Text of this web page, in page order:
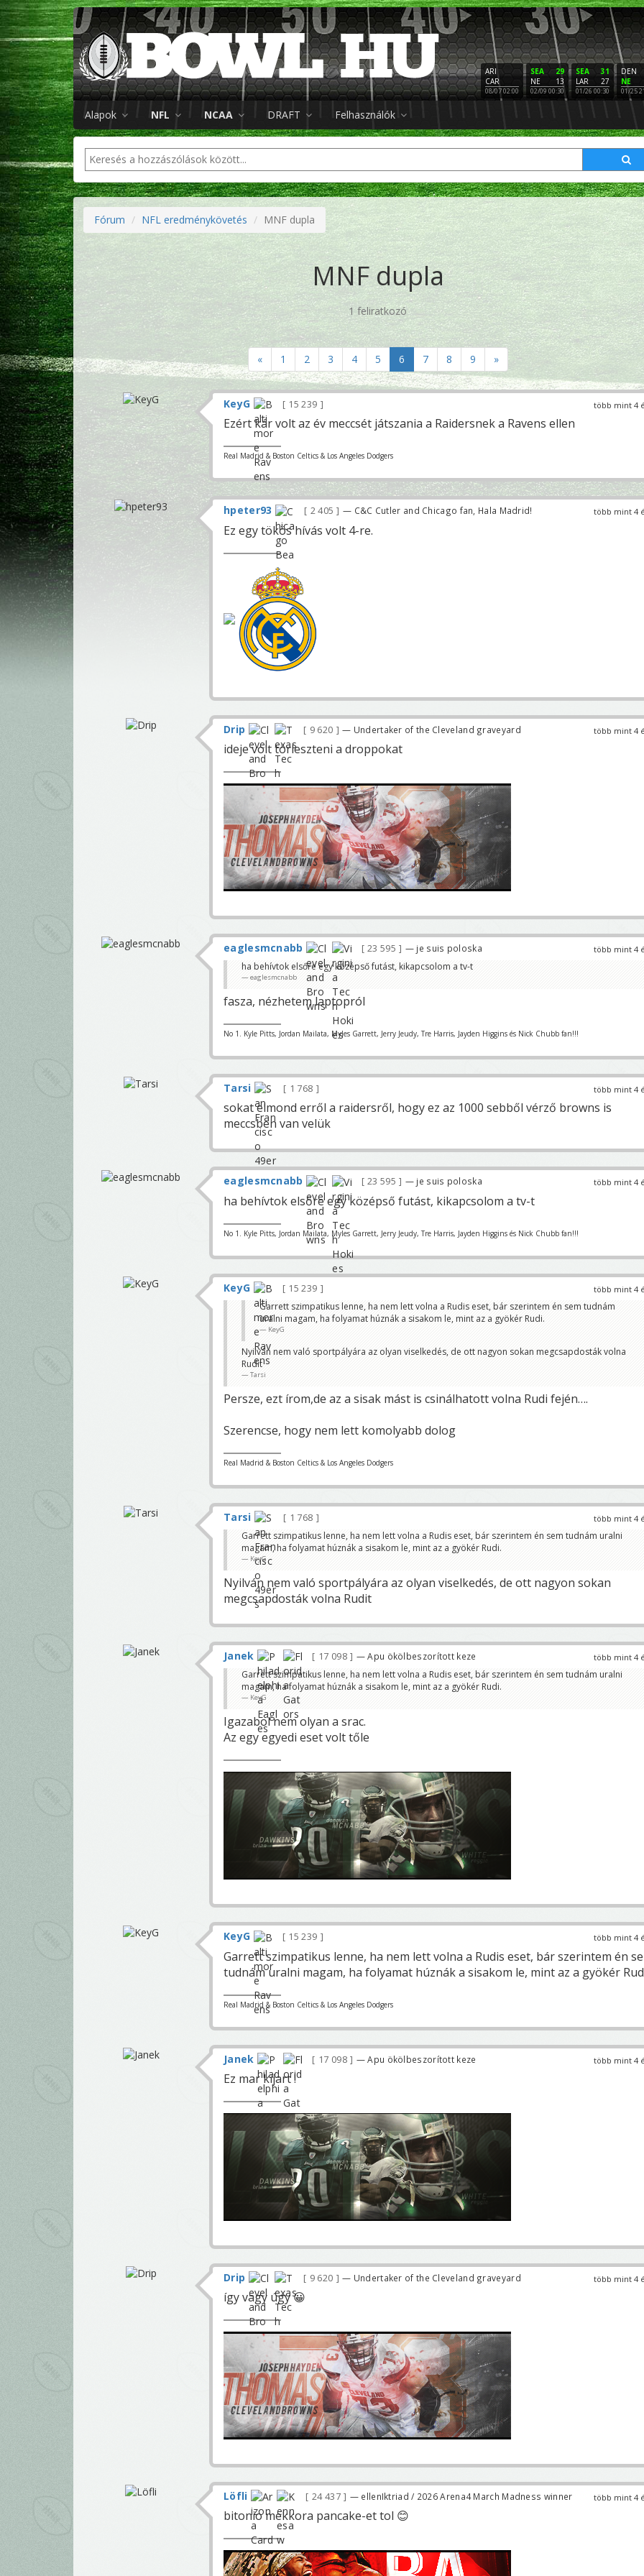
ARI
CAR
08/07 02:00
29
SEA
13
NE
02/09 00:30
31
SEA
27
LAR
01/26 00:30
DEN
NE
01/25
Alapok NFL NCAA DRAFT Felhasználók
Fórum NFL eredménykövetés MNF dupla
MNF dupla
1 feliratkozó
« 1 2 3 4 5 6 7 8 9 »
több mint 4
KeyG 15 239
Ezért kár volt az év meccsét játszania a Raidersnek a Ravens ellen
Real Madrid & Boston Celtics & Los Angeles Dodgers
több mint 4
hpeter93 2 405 — C&C Cutler and Chicago fan, Hala Madrid!
Ez egy tökös hívás volt 4-re.
több mint 4
Drip 9 620 — Undertaker of the Cleveland graveyard
ideje volt törleszteni a droppokat
több mint 4
eaglesmcnabb 23 595 — je suis poloska
ha behívtok elsőre egy középső futást, kikapcsolom a tv-t
eaglesmcnabb
fasza, nézhetem laptopról
No 1. Kyle Pitts, Jordan Mailata, Myles Garrett, Jerry Jeudy, Tre Harris, Jayden Higgins és Nick Chubb fan!!!
több mint 4
Tarsi 1 768
sokat elmond erről a raidersről, hogy ez az 1000 sebből vérző browns is
meccsben van velük
több mint 4
eaglesmcnabb 23 595 — je suis poloska
ha behívtok elsőre egy középső futást, kikapcsolom a tv-t
No 1. Kyle Pitts, Jordan Mailata, Myles Garrett, Jerry Jeudy, Tre Harris, Jayden Higgins és Nick Chubb fan!!!
több mint 4
KeyG
15 239
Garrett szimpatikus lenne, ha nem lett volna a Rudis eset, bár szerintem én sem tudnám
uralni magam, ha folyamat húznák a sisakom le, mint az a gyökér Rudi.
KeyG
Nyilván nem való sportpályára az olyan viselkedés, de ott nagyon sokan megcsapdosták volna
Rudit
Tarsi
Persze, ezt írom,de az a sisak mást is csinálhatott volna Rudi fején….
Szerencse, hogy nem lett komolyabb dolog
Real Madrid & Boston Celtics & Los Angeles Dodgers
több mint 4
Tarsi
1 768
Garrett szimpatikus lenne, ha nem lett volna a Rudis eset, bár szerintem én sem tudnám uralni
magam, ha folyamat húznák a sisakom le, mint az a gyökér Rudi.
KeyG
Nyilván nem való sportpályára az olyan viselkedés, de ott nagyon sokan
megcsapdosták volna Rudit
több mint 4
Janek 17 098 — Apu ökölbeszorított keze
Garrett szimpatikus lenne, ha nem lett volna a Rudis eset, bár szerintem én sem tudnám uralni
magam, ha folyamat húznák a sisakom le, mint az a gyökér Rudi.
KeyG
Igazabol nem olyan a srac.
Az egy egyedi eset volt tőle
több mint 4
KeyG 15 239
Garrett szimpatikus lenne, ha nem lett volna a Rudis eset, bár szerintem én
tudnám uralni magam, ha folyamat húznák a sisakom le, mint az a gyökér
Real Madrid & Boston Celtics & Los Angeles Dodgers
több mint 4
Janek 17 098 — Apu ökölbeszorított keze
Ez mar kijart !
több mint 4
Drip 9 620 — Undertaker of the Cleveland graveyard
így vagy úgy 😀
több mint 4
Löfli 24 437 — ellenIktriad / 2026 Arena4 March Madness winner
bitonio mekkora pancake-et tol 😊